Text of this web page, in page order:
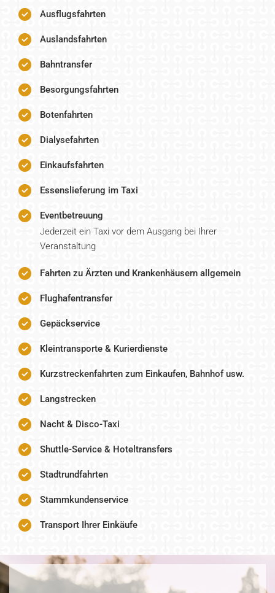
Ausflugsfahrten
Auslandsfahrten
Bahntransfer
Besorgungsfahrten
Botenfahrten
Dialysefahrten
Einkaufsfahrten
Essenslieferung im Taxi
Eventbetreuung
Jederzeit ein Taxi vor dem Ausgang bei Ihrer
Veranstaltung
Fahrten zu Ärzten und Krankenhäusern allgemein
Flughafentransfer
Gepäckservice
Kleintransporte & Kurierdienste
Kurzstreckenfahrten zum Einkaufen, Bahnhof usw.
Langstrecken
Nacht & Disco-Taxi
Shuttle-Service & Hoteltransfers
Stadtrundfahrten
Stammkundenservice
Transport Ihrer Einkäufe